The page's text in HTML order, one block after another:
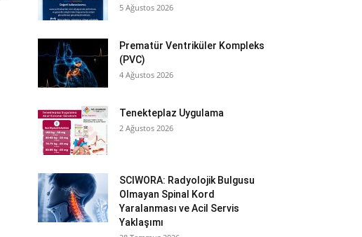
5 Ağustos 2026
Prematür Ventriküler Kompleks
(PVC)
4 Ağustos 2026
Tenekteplaz Uygulama
2 Ağustos 2026
SCIWORA: Radyolojik Bulgusu
Olmayan Spinal Kord
Yaralanması ve Acil Servis
Yaklaşımı